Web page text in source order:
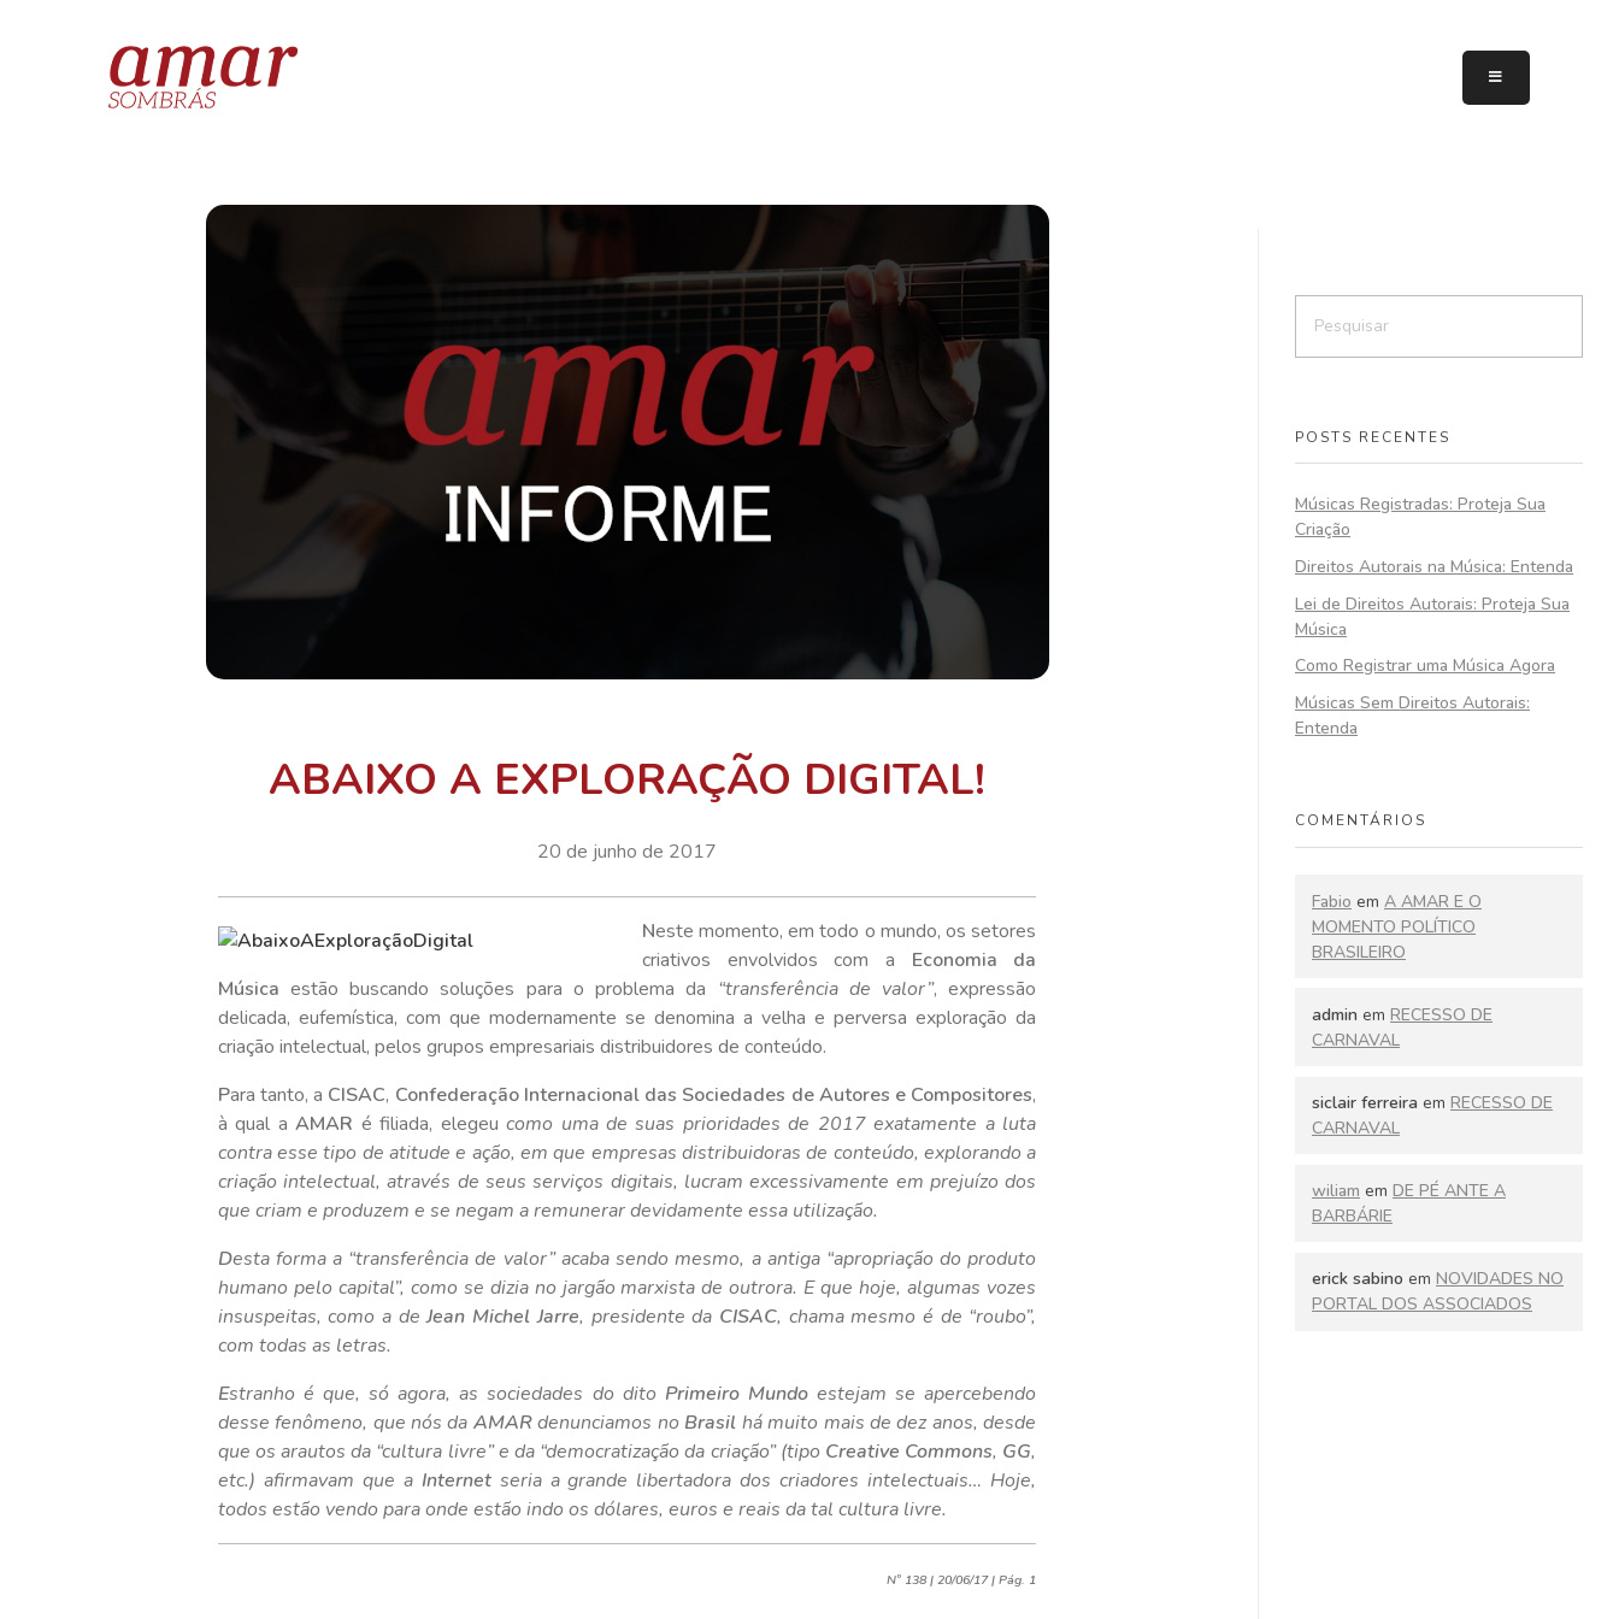
ABAIXO A EXPLORAÇÃO DIGITAL!
20 de junho de 2017
Neste momento, em todo o mundo, os setores
criativos envolvidos com a Economia da
Música estão buscando soluções para o problema da “transferência de valor”, expressão
delicada, eufemística, com que modernamente se denomina a velha e perversa exploração da
criação intelectual, pelos grupos empresariais distribuidores de conteúdo.
Para tanto, a CISAC, Confederação Internacional das Sociedades de Autores e Compositores,
à qual aAMAR é filiada, elegeucomo uma de suas prioridades de 2017 exatamente a luta
contra esse tipo de atitude e ação, em que empresas distribuidoras de conteúdo, explorando a
criação intelectual, através de seus serviços digitais, lucram excessivamente em prejuízo dos
que criam e produzem e se negam a remunerar devidamente essa utilização.
Desta forma a “transferência de valor”acaba sendo mesmo, a antiga “apropriação do produto
humano pelo capital”, como se dizia no jargão marxista de outrora. E que hoje, algumas vozes
insuspeitas, como a deJean Michel Jarre, presidente da CISAC, chama mesmo é de “roubo”,
com todas as letras.
Estranho é que, só agora, as sociedades do dito Primeiro Mundoestejam se apercebendo
desse fenômeno, que nós da AMARdenunciamos no Brasil há muito mais de dez anos, desde
que os arautos da “cultura livre”e da “democratização da criação”(tipo Creative Commons, GG,
etc.) afirmavam que a Internetseria a grande libertadora dos criadores intelectuais… Hoje,
todos estão vendo para onde estão indo os dólares, euros e reais da tal cultura livre.
Nº 138 | 20/06/17 | Pág. 1
POSTS RECENTES
Músicas Registradas: Proteja Sua
Criação
Direitos Autorais na Música: Entenda
Lei de Direitos Autorais: Proteja Sua
Música
Como Registrar uma Música Agora
Músicas Sem Direitos Autorais:
Entenda
COMENTÁRIOS
Fabio em A AMAR E O
MOMENTO POLÍTICO
BRASILEIRO
admin em RECESSO DE
CARNAVAL
siclair ferreira em RECESSO DE
CARNAVAL
wiliam em DE PÉ ANTE A
BARBÁRIE
erick sabino em NOVIDADES NO
PORTAL DOS ASSOCIADOS